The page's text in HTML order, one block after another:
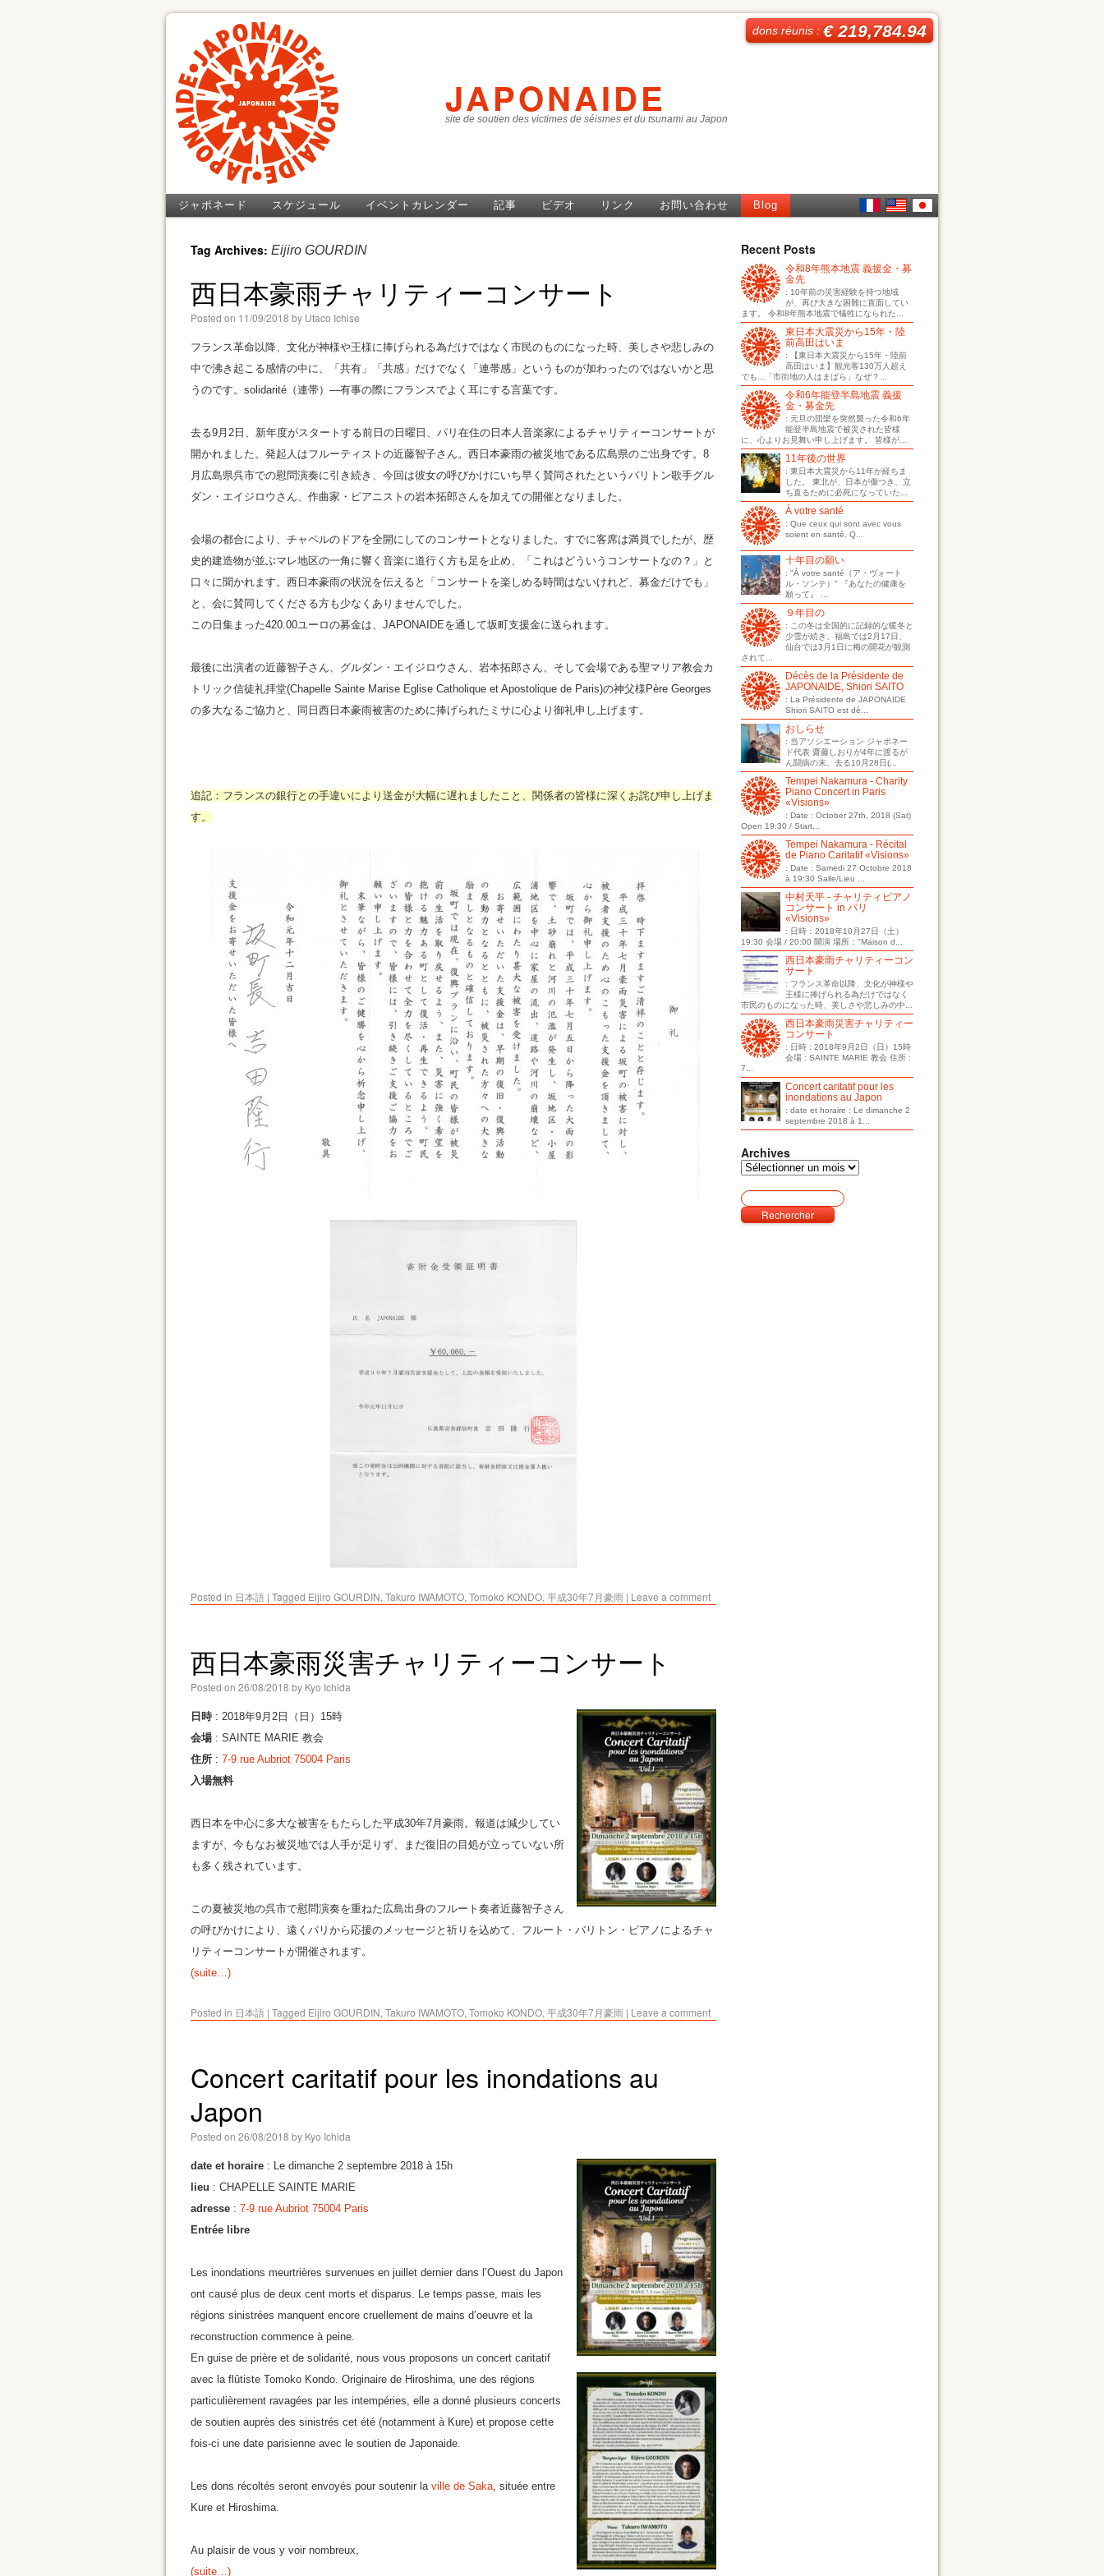
JAPONAIDE
site de soutien des victimes de séismes et du tsunami au Japon
dons réunis :€ 219,784.94
ジャポネード スケジュール イベントカレンダー 記事 ビデオ リンク お問い合わせ Blog
Tag Archives: Eijiro GOURDIN
西日本豪雨チャリティーコンサート
Posted on 11/09/2018 by Utaco Ichise
フランス革命以降、文化が神様や王様に捧げられる為だけではなく市民のものになった時、美しさや悲しみの
中で沸き起こる感情の中に、「共有」「共感」だけでなく「連帯感」というものが加わったのではないかと思
うのです。solidarité（連帯）―有事の際にフランスでよく耳にする言葉です。
去る9月2日、新年度がスタートする前日の日曜日、パリ在住の日本人音楽家によるチャリティーコンサートが
開かれました。発起人はフルーティストの近藤智子さん。西日本豪雨の被災地である広島県のご出身です。8
月広島県呉市での慰問演奏に引き続き、今回は彼女の呼びかけにいち早く賛同されたというバリトン歌手グル
ダン・エイジロウさん、作曲家・ピアニストの岩本拓郎さんを加えての開催となりました。
会場の都合により、チャペルのドアを全開にしてのコンサートとなりました。すでに客席は満員でしたが、歴
史的建造物が並ぶマレ地区の一角に響く音楽に道行く方も足を止め、「これはどういうコンサートなの？」と
口々に聞かれます。西日本豪雨の状況を伝えると「コンサートを楽しめる時間はないけれど、募金だけでも」
と、会に賛同してくださる方も少なくありませんでした。
この日集まった420.00ユーロの募金は、JAPONAIDEを通して坂町支援金に送られます。
最後に出演者の近藤智子さん、グルダン・エイジロウさん、岩本拓郎さん、そして会場である聖マリア教会カ
トリック信徒礼拝堂(Chapelle Sainte Marise Eglise Catholique et Apostolique de Paris)の神父様Père Georges
の多大なるご協力と、同日西日本豪雨被害のために捧げられたミサに心より御礼申し上げます。
追記：フランスの銀行との手違いにより送金が大幅に遅れましたこと、関係者の皆様に深くお詫び申し上げま
す。
Posted in 日本語 | Tagged Eijiro GOURDIN, Takuro IWAMOTO, Tomoko KONDO, 平成30年7月豪雨 | Leave a comment
西日本豪雨災害チャリティーコンサート
Posted on 26/08/2018 by Kyo Ichida
日時 : 2018年9月2日（日）15時
会場: SAINTE MARIE 教会
住所 : 7-9 rue Aubriot 75004 Paris
入場無料
西日本を中心に多大な被害をもたらした平成30年7月豪雨。報道は減少してい
ますが、今もなお被災地では人手が足りず、まだ復旧の目処が立っていない所
も多く残されています。
この夏被災地の呉市で慰問演奏を重ねた広島出身のフルート奏者近藤智子さん
の呼びかけにより、遠くパリから応援のメッセージと祈りを込めて、フルート・バリトン・ピアノによるチャ
リティーコンサートが開催されます。
(suite…)
Posted in 日本語 | Tagged Eijiro GOURDIN, Takuro IWAMOTO, Tomoko KONDO, 平成30年7月豪雨 | Leave a comment
Concert caritatif pour les inondations au
Japon
Posted on 26/08/2018 by Kyo Ichida
date et horaire : Le dimanche 2 septembre 2018 à 15h
lieu : CHAPELLE SAINTE MARIE
adresse : 7-9 rue Aubriot 75004 Paris
Entrée libre
Les inondations meurtrières survenues en juillet dernier dans l’Ouest du Japon
ont causé plus de deux cent morts et disparus. Le temps passe, mais les
régions sinistrées manquent encore cruellement de mains d’oeuvre et la
reconstruction commence à peine.
En guise de prière et de solidarité, nous vous proposons un concert caritatif
avec la flûtiste Tomoko Kondo. Originaire de Hiroshima, une des régions
particulièrement ravagées par les intempéries, elle a donné plusieurs concerts
de soutien auprès des sinistrés cet été (notamment à Kure) et propose cette
fois-ci une date parisienne avec le soutien de Japonaide.
Les dons récoltés seront envoyés pour soutenir la ville de Saka, située entre
Kure et Hiroshima.
Au plaisir de vous y voir nombreux,
(suite…)
Recent Posts
令和8年熊本地震 義援金・募
金先
: 10年前の災害経験を持つ地域
が、再び大きな困難に直面してい
ます。 令和8年熊本地震で犠牲になられた...
東日本大震災から15年・陸
前高田はいま
: 【東日本大震災から15年・陸前
高田はいま】観光客130万人超え
でも...「市街地の人はまばら」なぜ？...
令和6年能登半島地震 義援
金・募金先
: 元旦の団欒を突然襲った令和6年
能登半島地震で被災された皆様
に、心よりお見舞い申し上げます。 皆様が...
11年後の世界
: 東日本大震災から11年が経ちま
した。 東北が、日本が傷つき、立
ち直るために必死になっていた...
À votre santé
: Que ceux qui sont avec vous
soient en santé. Q...
十年目の願い
: "À votre santé（ア・ヴォート
ル・ソンテ）" 『あなたの健康を
願って』 ...
９年目の
: この冬は全国的に記録的な暖冬と
少雪が続き、福島では2月17日、
仙台では3月1日に梅の開花が観測
されて...
Décès de la Présidente de
JAPONAIDE, Shiori SAITO
: La Présidente de JAPONAIDE
Shiori SAITO est dé...
おしらせ
: 当アソシエーション ジャポネー
ド代表 齋藤しおりが4年に渡るが
ん闘病の末、去る10月28日(...
Tempei Nakamura - Charity
Piano Concert in Paris
«Visions»
: Date : October 27th, 2018 (Sat)
Open 19:30 / Start...
Tempei Nakamura - Récital
de Piano Caritatif «Visions»
: Date : Samedi 27 Octobre 2018
à 19:30 Salle/Lieu ...
中村天平 - チャリティピアノ
コンサート in パリ
«Visions»
: 日時：2018年10月27日（土）
19:30 会場 / 20:00 開演 場所："Maison d...
西日本豪雨チャリティーコン
サート
: フランス革命以降、文化が神様や
王様に捧げられる為だけではなく
市民のものになった時、美しさや悲しみの中...
西日本豪雨災害チャリティー
コンサート
: 日時 : 2018年9月2日（日）15時
会場 : SAINTE MARIE 教会 住所 :
7...
Concert caritatif pour les
inondations au Japon
: date et horaire : Le dimanche 2
septembre 2018 à 1...
Archives